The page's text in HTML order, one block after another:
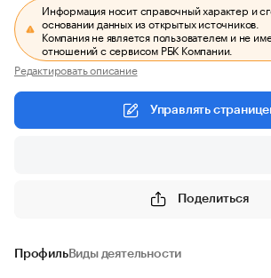
Информация носит справочный характер и
основании данных из открытых источников.
Компания не является пользователем и не
отношений с сервисом РБК Компании.
Редактировать описание
Управлять
Поделиться
ПрофильВиды деятельности